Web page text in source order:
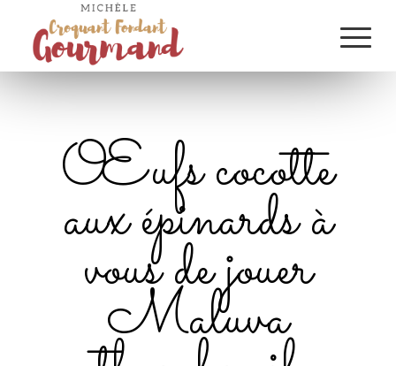
Œufs cocotte
aux épinards à
vous de jouer
Maluva